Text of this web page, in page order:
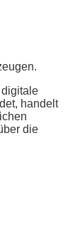
handelt
die